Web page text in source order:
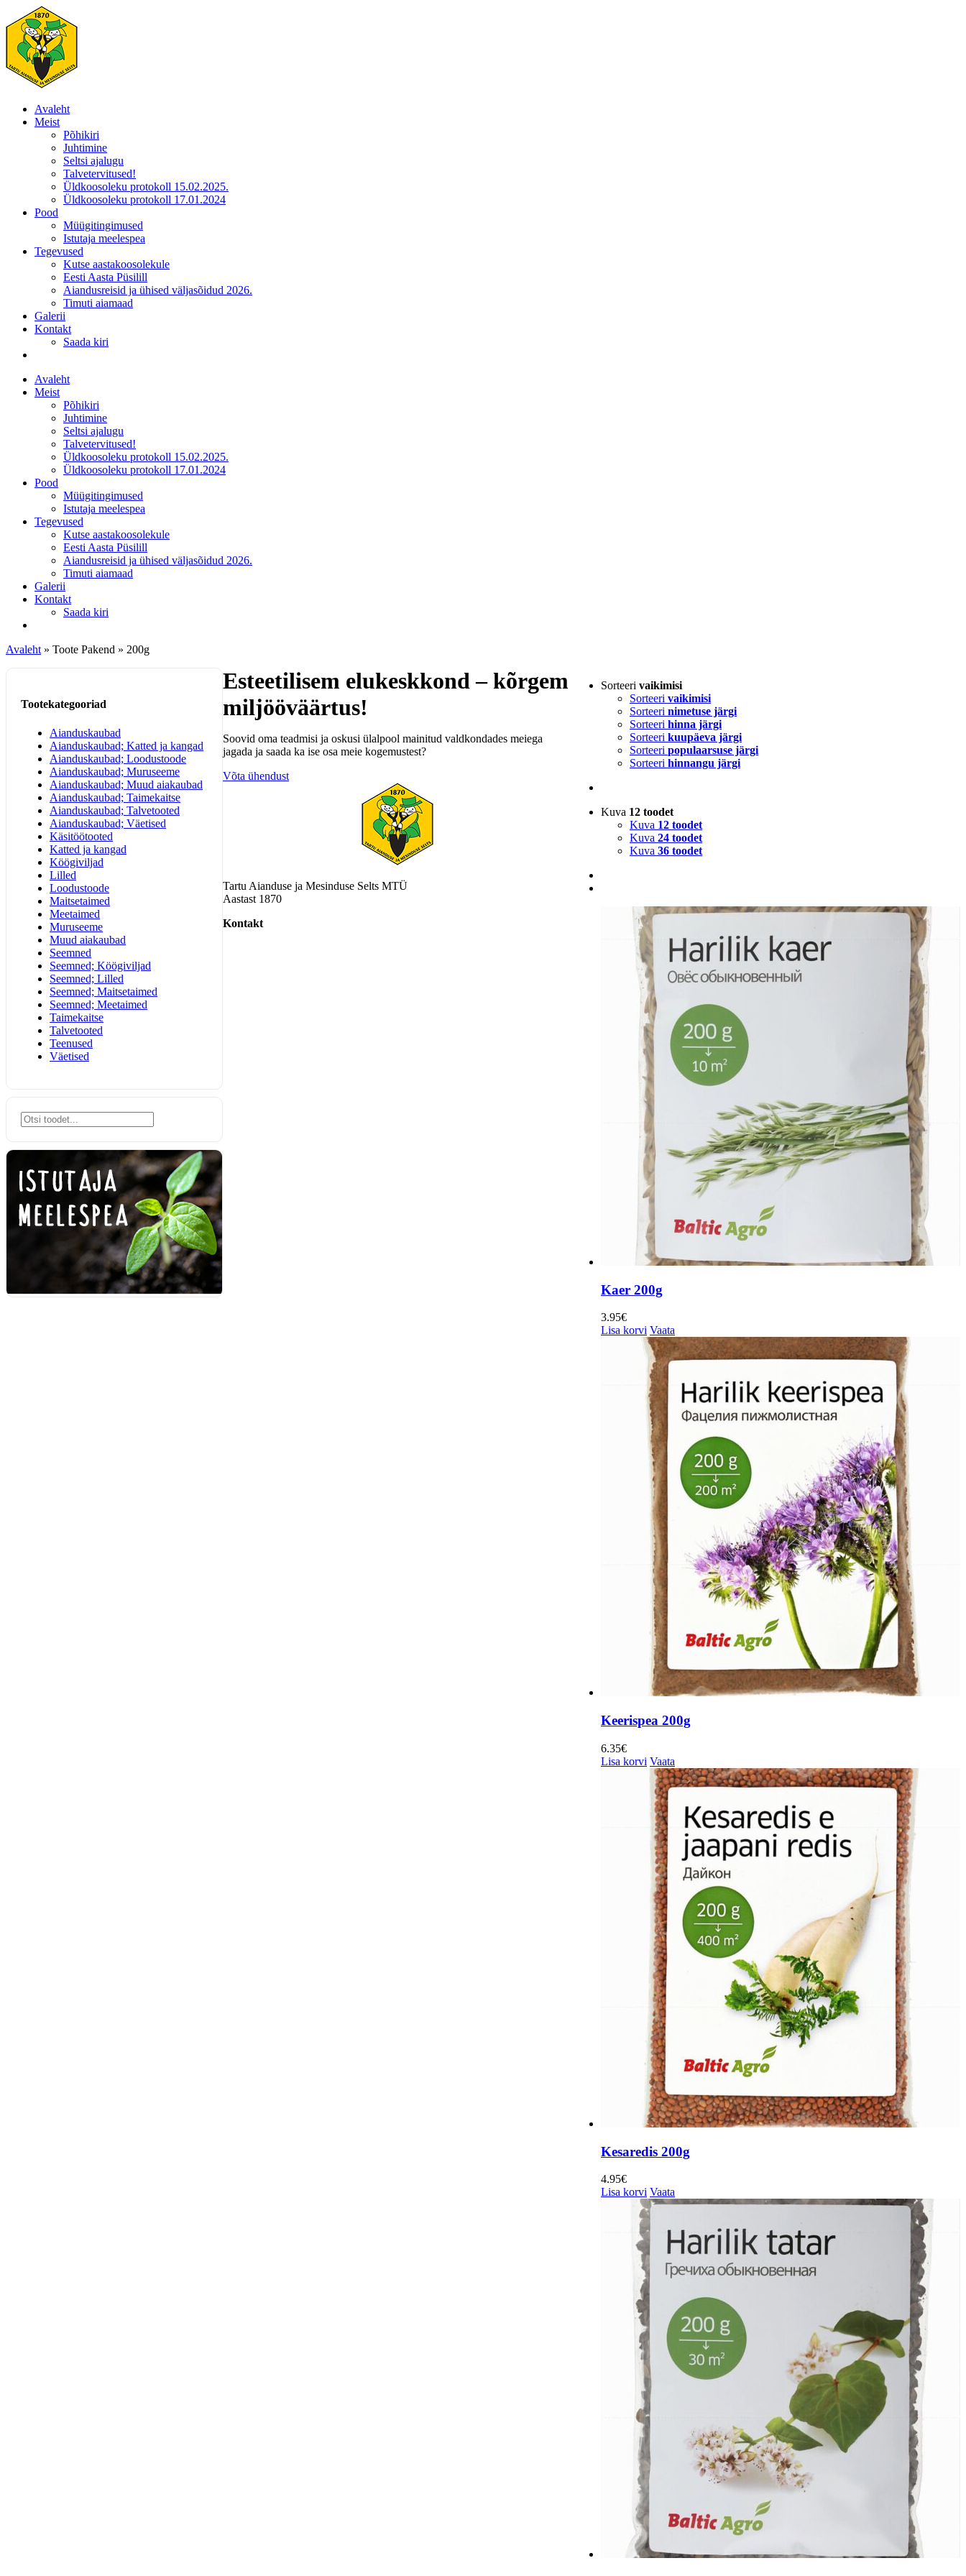
to
content
Avaleht
Meist
Põhikiri
Juhtimine
Seltsi ajalugu
Talvetervitused!
Üldkoosoleku protokoll 15.02.2025.
Üldkoosoleku protokoll 17.01.2024
Pood
Müügitingimused
Istutaja meelespea
Tegevused
Kutse aastakoosolekule
Eesti Aasta Püsilill
Aiandusreisid ja ühised väljasõidud 2026.
Timuti aiamaad
Galerii
Kontakt
Saada kiri
Avaleht
Meist
Põhikiri
Juhtimine
Seltsi ajalugu
Talvetervitused!
Üldkoosoleku protokoll 15.02.2025.
Üldkoosoleku protokoll 17.01.2024
Pood
Müügitingimused
Istutaja meelespea
Tegevused
Kutse aastakoosolekule
Eesti Aasta Püsilill
Aiandusreisid ja ühised väljasõidud 2026.
Timuti aiamaad
Galerii
Kontakt
Saada kiri
Avaleht » Toote Pakend » 200g
Sorteeri vaikimisi
Sorteeri vaikimisi
Sorteeri nimetuse järgi
Sorteeri hinna järgi
Sorteeri kuupäeva järgi
Sorteeri populaarsuse järgi
Sorteeri hinnangu järgi
Kuva 12 toodet
Kuva 12 toodet
Kuva 24 toodet
Kuva 36 toodet
Kaer 200g
3.95€
Lisa korvi Vaata
Keerispea 200g
6.35€
Lisa korvi Vaata
Kesaredis 200g
4.95€
Lisa korvi Vaata
Tootekategooriad
Aianduskaubad
Aianduskaubad; Katted ja kangad
Aianduskaubad; Loodustoode
Aianduskaubad; Muruseeme
Aianduskaubad; Muud aiakaubad
Aianduskaubad; Taimekaitse
Aianduskaubad; Talvetooted
Aianduskaubad; Väetised
Käsitöötooted
Katted ja kangad
Köögiviljad
Lilled
Loodustoode
Maitsetaimed
Meetaimed
Muruseeme
Muud aiakaubad
Seemned
Seemned; Köögiviljad
Seemned; Lilled
Seemned; Maitsetaimed
Seemned; Meetaimed
Taimekaitse
Talvetooted
Teenused
Väetised
Esteetilisem elukeskkond – kõrgem
miljööväärtus!
Soovid oma teadmisi ja oskusi ülalpool mainitud valdkondades meiega
jagada ja saada ka ise osa meie kogemustest?
Võta ühendust
Tartu Aianduse ja Mesinduse Selts MTÜ
Aastast 1870
Kontakt